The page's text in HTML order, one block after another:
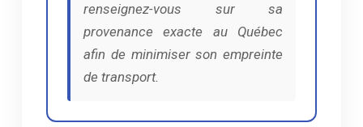
renseignez-vous sur sa
provenance exacte au Québec
afin de minimiser son empreinte
de transport.